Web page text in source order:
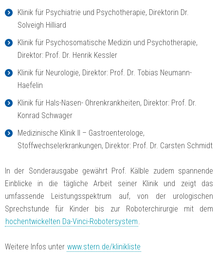
Klinik für Psychiatrie und Psychotherapie, Direktorin Dr.
Solveigh Hilliard
Klinik für Psychosomatische Medizin und Psychotherapie,
Direktor: Prof. Dr. Henrik Kessler
Klinik für Neurologie, Direktor: Prof. Dr. Tobias Neumann-
Haefelin
Klinik für Hals-Nasen- Ohrenkrankheiten, Direktor: Prof. Dr.
Konrad Schwager
Medizinische Klinik II – Gastroenterologe,
Stoffwechselerkrankungen, Direktor: Prof. Dr. Carsten Schmidt
In der Sonderausgabe gewährt Prof. Kälble zudem spannende
Einblicke in die tägliche Arbeit seiner Klinik und zeigt das
umfassende Leistungsspektrum auf, von der urologischen
Sprechstunde für Kinder bis zur Roboterchirurgie mit dem
hochentwickelten Da-Vinci-Robotersystem
Weitere Infos unter www.stern.de/klinikliste